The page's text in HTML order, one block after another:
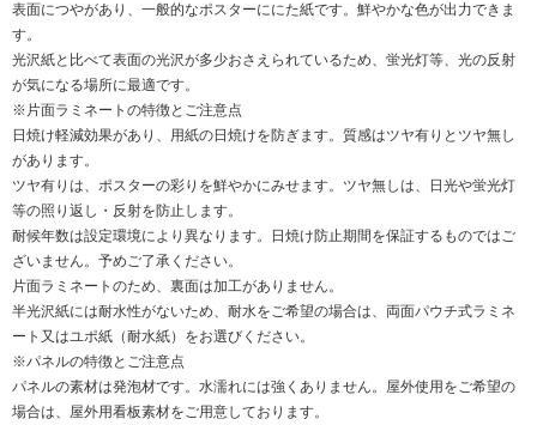
表面につやがあり、一般的なポスターににた紙です。鮮やかな色が出力できま
す。
光沢紙と比べて表面の光沢が多少おさえられているため、蛍光灯等、光の反射
が気になる場所に最適です。
※片面ラミネートの特徴とご注意点
日焼け軽減効果があり、用紙の日焼けを防ぎます。質感はツヤ有りとツヤ無し
があります。
ツヤ有りは、ポスターの彩りを鮮やかにみせます。ツヤ無しは、日光や蛍光灯
等の照り返し・反射を防止します。
耐候年数は設定環境により異なります。日焼け防止期間を保証するものではご
ざいません。予めご了承ください。
片面ラミネートのため、裏面は加工がありません。
半光沢紙には耐水性がないため、耐水をご希望の場合は、両面パウチ式ラミネ
ート又はユポ紙（耐水紙）をお選びください。
※パネルの特徴とご注意点
パネルの素材は発泡材です。水濡れには強くありません。屋外使用をご希望の
場合は、屋外用看板素材をご用意しております。